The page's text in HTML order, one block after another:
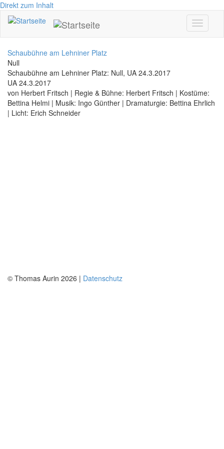
Direkt zum Inhalt
Toggle
Schaubühne am Lehniner Platz
Null
Schaubühne am Lehniner Platz: Null, UA 24.3.2017
UA 24.3.2017
von Herbert Fritsch | Regie & Bühne: Herbert Fritsch | Kostüme:
Bettina Helmi | Musik: Ingo Günther | Dramaturgie: Bettina Ehrlich
| Licht: Erich Schneider
© Thomas Aurin 2026 | Datenschutz